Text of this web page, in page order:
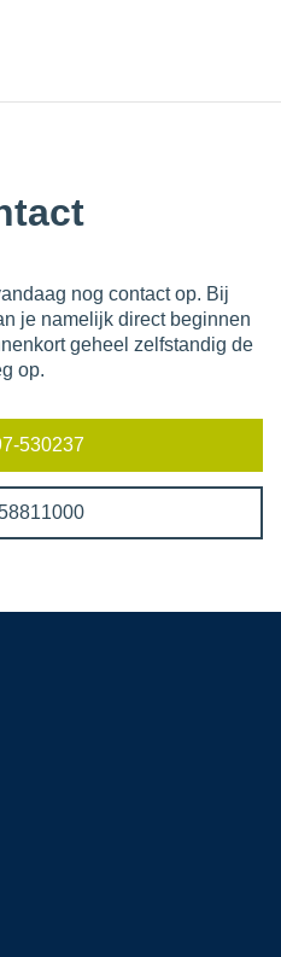
nog contact op. Bij
je namelijk direct beginnen
geheel zelfstandig de
op.
530237